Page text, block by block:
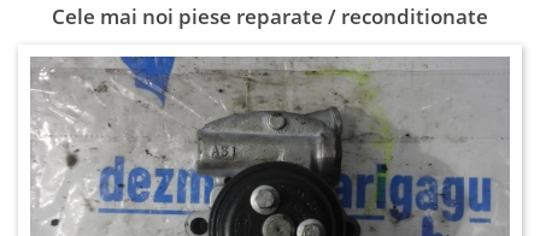
Cele mai noi piese reparate / reconditionate